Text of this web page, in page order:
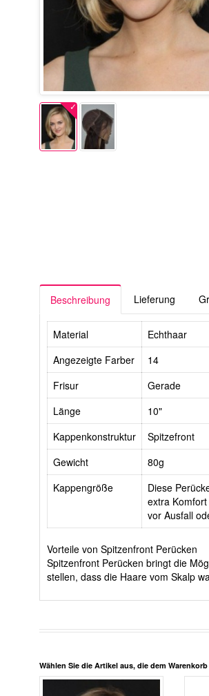
Beschreibung Lieferung
Material
Echthaar
Angezeigte Farber
14
Frisur
Gerade
Länge
10"
Kappenkonstruktur
Spitzefront
Gewicht
80g
Kappengröße
Diese
extra
vor Ausfall
Vorteile von Spitzenfront Perücken
Spitzenfront Perücken bringt die
stellen, dass die Haare vom Skalp
Wählen Sie die Artikel aus, die dem